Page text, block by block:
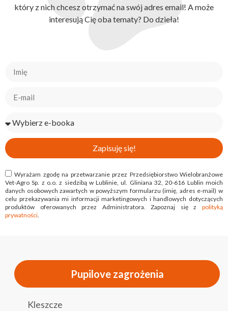
który z nich chcesz otrzymać na swój adres email! A może
interesują Cię oba tematy? Do dzieła!
Wyrażam zgodę na przetwarzanie przez Przedsiębiorstwo Wielobranżowe
Vet-Agro Sp. z o.o. z siedzibą w Lublinie, ul. Gliniana 32, 20-616 Lublin moich
danych osobowych zawartych w powyższym formularzu (imię, adres e-mail) w
celu przekazywania mi informacji marketingowych i handlowych dotyczących
produktów oferowanych przez Administratora. Zapoznaj się z polityką
prywatności.
Zapisuję się!
Pupilove zagrożenia
Kleszcze